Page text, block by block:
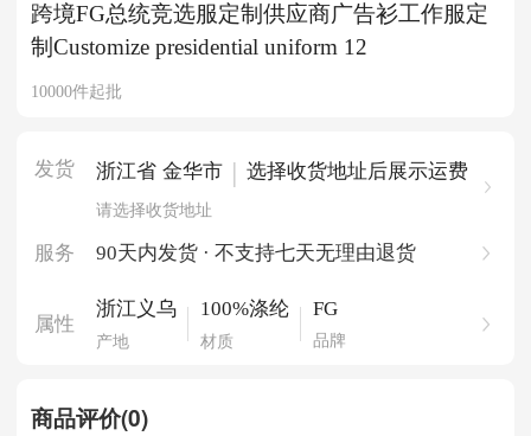
跨境FG总统竞选服定制供应商广告衫工作服定
制Customize presidential uniform 12
10000件起批
发货 浙江省 金华市 | 选择收货地址后展示运费
请选择收货地址
服务 90天内发货 · 不支持七天无理由退货
属性
浙江义乌
产地
100%涤纶
材质
FG
品牌
商品评价(0)